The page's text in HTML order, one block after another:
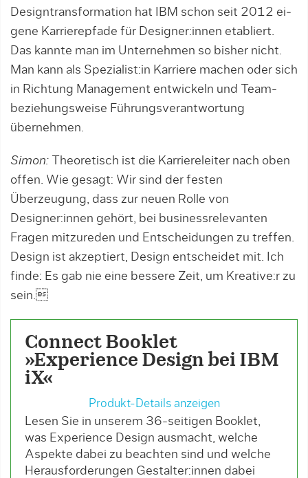
Designtransformation hat IBM schon seit 2012 ei­
gene Karrierepfade für Designer:innen etabliert.
Das kannte man im Unternehmen so bisher nicht.
Man kann als Spe­zia­list:in Karriere machen oder sich
in Richtung Management entwickeln und Team-
beziehungsweise Führungsverantwortung
übernehmen.
Simon: Theoretisch ist die Karriereleiter nach oben
offen. Wie gesagt: Wir sind der festen
Überzeugung, dass zur neuen Rolle von
Designer:innen gehört, bei business­relevanten
Fragen mitzureden und Entscheidungen zu treffen.
Design ist akzeptiert, Design entscheidet mit. Ich
finde: Es gab nie eine bessere Zeit, um Kreative:r zu
sein.
Connect Booklet
»Experience Design bei IBM
iX«
Produkt-Details anzeigen
Lesen Sie in unserem 36-seitigen Booklet,
was Experience Design ausmacht, welche
Aspekte dabei zu beachten sind und welche
Herausforderungen Gestalter:innen dabei